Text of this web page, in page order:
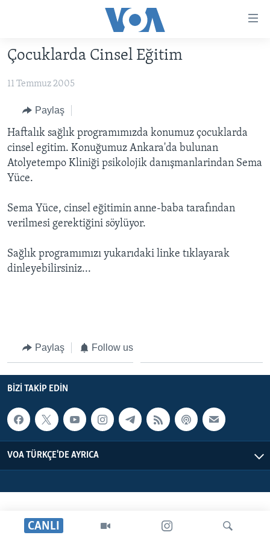
geç
navigasyona
geç
HABERLER
TÜRKİYE
AMERİKA
ORTADOĞU
AVRUPA
BİLİM VE TEKNOLOJİ
ÇEVRE
PROGRAMLAR
AMERİKA'DA YAŞAM
UKRAYNA KRİZİ
YAPAY ZEKA
YORUMLAR
AMERIKA'YA ÖZEL
MULTİMEDYA
FOTO GALERİ
LEARNING ENGLISH
CANLI
Çocuklarda Cinsel Eğitim
11 Temmuz 2005
Paylaş
Haftalık sağlık programımızda konumuz çocuklarda
cinsel egitim. Konuğumuz Ankara'da bulunan
Atolyetempo Kliniği psikolojik danışmanlarindan Sema
Yüce.
Sema Yüce, cinsel eğitimin anne-baba tarafından
verilmesi gerektiğini söylüyor.
Sağlık programımızı yukarıdaki linke tıklayarak
dinleyebilirsiniz...
Paylaş Follow us
BIZI TAKIP EDIN
VOA TÜRKÇE'DE AYRICA